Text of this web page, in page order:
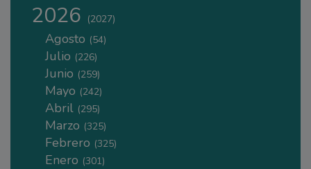
2026 (2027)
Agosto (54)
Julio (226)
Junio (259)
Mayo (242)
Abril (295)
Marzo (325)
Febrero (325)
Enero (301)